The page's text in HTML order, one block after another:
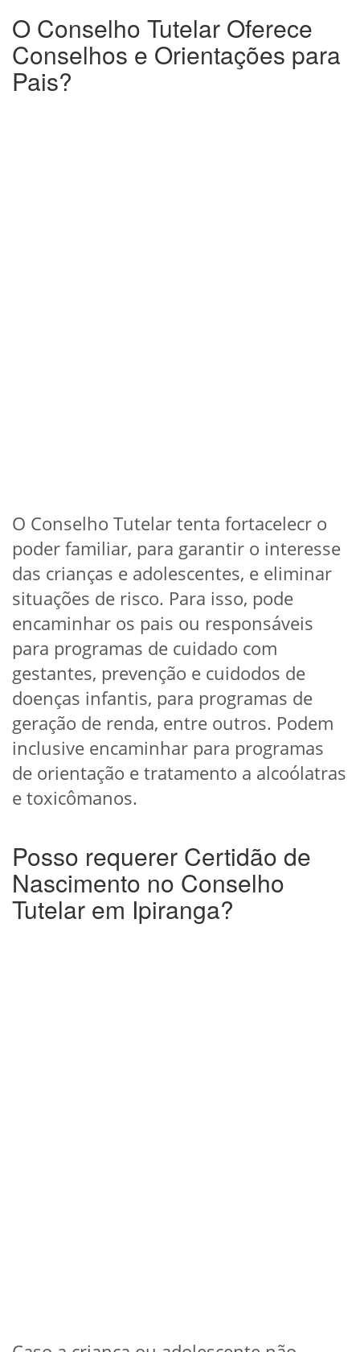
O Conselho Tutelar Oferece
Conselhos e Orientações para
Pais?
O Conselho Tutelar tenta fortacelecr o
poder familiar, para garantir o interesse
das crianças e adolescentes, e eliminar
situações de risco. Para isso, pode
encaminhar os pais ou responsáveis
para programas de cuidado com
gestantes, prevenção e cuidodos de
doenças infantis, para programas de
geração de renda, entre outros. Podem
inclusive encaminhar para programas
de orientação e tratamento a alcoólatras
e toxicômanos.
Posso requerer Certidão de
Nascimento no Conselho
Tutelar em Ipiranga?